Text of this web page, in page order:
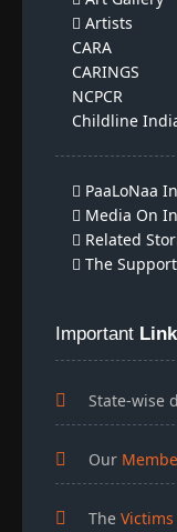
Artists
CARA
CARINGS
NCPCR
Childline
PaaLoNaa
Media On
Related
The Support
Important
State-wise
Our
The Victims